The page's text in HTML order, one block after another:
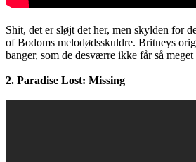
Shit, det er sløjt det her, men skylden for
of Bodoms melodødsskuldre. Britneys
banger, som de desværre ikke får så
2. Paradise Lost: Missing